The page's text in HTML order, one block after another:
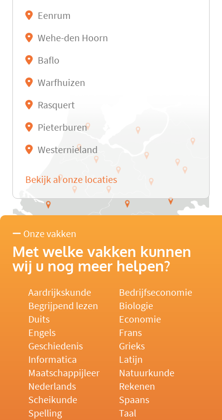
Eenrum
Wehe-den Hoorn
Baflo
Warfhuizen
Rasquert
Pieterburen
Westernieland
Bekijk al onze locaties
Onze vakken
Met welke vakken kunnen
wij u nog meer helpen?
Aardrijkskunde
Bedrijfseconomie
Begrijpend lezen
Biologie
Duits
Economie
Engels
Frans
Geschiedenis
Grieks
Informatica
Latijn
Maatschappijleer
Natuurkunde
Nederlands
Rekenen
Scheikunde
Spaans
Spelling
Taal